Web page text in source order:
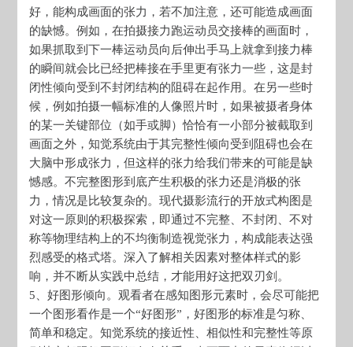
好，能构成画面的张力，若不加注意，还可能造成画面
的缺憾。例如，在拍摄接力跑运动员交接棒的画面时，
如果抓取到下一棒运动员向后伸出手马上就拿到接力棒
的瞬间就会比已经把棒接在手里更有张力一些，这是封
闭性倾向受到不封闭结构的阻碍在起作用。在另一些时
候，例如拍摄一幅标准的人像照片时，如果被摄者身体
的某一关键部位（如手或脚）恰恰有一小部分被截取到
画面之外，知觉系统由于其完整性倾向受到阻碍也会在
大脑中形成张力，但这样的张力给我们带来的可能是缺
憾感。不完整图形到底产生积极的张力还是消极的张
力，情况是比较复杂的。现代摄影流行的开放式构图是
对这一原则的积极探索，即通过不完整、不封闭、不对
称等物理结构上的不均衡制造视觉张力，构成能表达强
烈感受的格式塔。深入了解相关因素对整体样式的影
响，并不断从实践中总结，才能用好这把双刃剑。
5、好图形倾向。观看者在感知图形元素时，会尽可能把
一个图形看作是一个“好图形”，好图形的标准是匀称、
简单和稳定。知觉系统的接近性、相似性和完整性等原